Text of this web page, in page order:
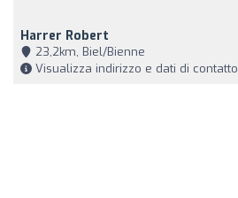
Harrer Robert
23,2km, Biel/Bienne
Visualizza indirizzo e dati di contatto